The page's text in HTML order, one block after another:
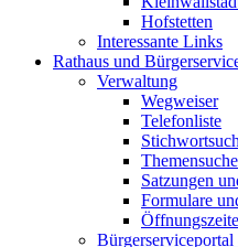
Hofstetten
Interessante Links
Rathaus und
Verwaltung
Wegweiser
Telefonliste
Themensuche
Satzungen
Formulare